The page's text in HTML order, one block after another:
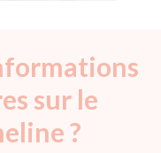
sur le
?